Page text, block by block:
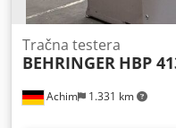
Achim 1.331 km
Tračna testera
BEHRINGER HBP